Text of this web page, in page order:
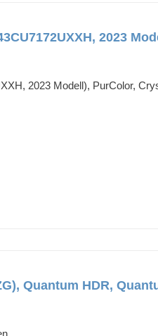
2023
2023 Modell), PurColor,
Quantum HDR,